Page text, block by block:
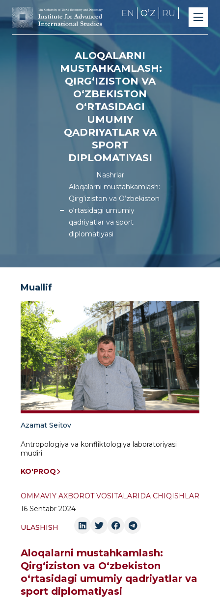
EN OʼZ RU
ALOQALARNI
MUSTAHKAMLASH:
QIRG‘IZISTON VA
O‘ZBEKISTON
O‘RTASIDAGI
UMUMIY
QADRIYATLAR VA
SPORT
DIPLOMATIYASI
Nashrlar
Aloqalarni mustahkamlash:
Qirg‘iziston va O‘zbekiston
o‘rtasidagi umumiy
qadriyatlar va sport
diplomatiyasi
Muallif
Azamat Seitov
Antropologiya va konfliktologiya laboratoriyasi
mudiri
KO'PROQ
OMMAVIY AXBOROT VOSITALARIDA CHIQISHLAR
16 Sentabr 2024
ULASHISH
Aloqalarni mustahkamlash:
Qirg‘iziston va O‘zbekiston
o‘rtasidagi umumiy qadriyatlar va
sport diplomatiyasi